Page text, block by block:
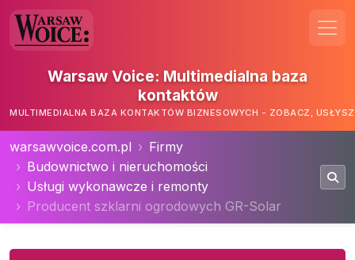
Warsaw Voice: Multimedialna baza
kontaktów
MULTIMEDIALNA BAZA KONTAKTÓW BIZNESOWYCH - ZOBACZ,
warsawvoice.com.pl
Firmy
Budownictwo i nieruchomości
Usługi wykonawcze i remonty
Producent szklarni ogrodowych GR-Solar